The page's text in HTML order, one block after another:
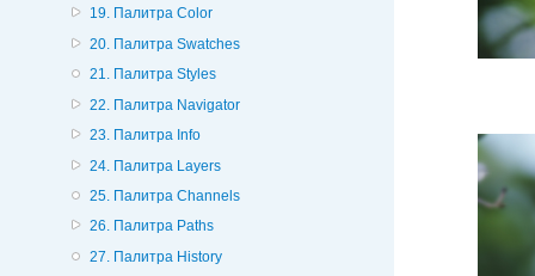
19. Палитра Color
20. Палитра Swatches
21. Палитра Styles
22. Палитра Navigator
23. Палитра Info
24. Палитра Layers
25. Палитра Channels
26. Палитра Paths
27. Палитра History